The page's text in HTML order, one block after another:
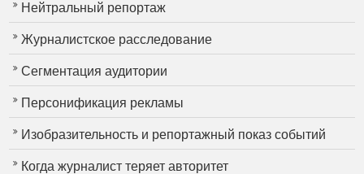
Нейтральный репортаж
Журналистское расследование
Сегментация аудитории
Персонификация рекламы
Изобразительность и репортажный показ событий
Когда журналист теряет авторитет